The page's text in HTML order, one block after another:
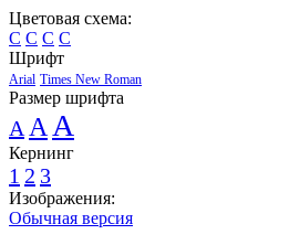
Цветовая схема:
C C C C
Шрифт
Arial Times New Roman
Размер шрифта
A A A
Кернинг
1 2 3
Изображения:
Обычная версия